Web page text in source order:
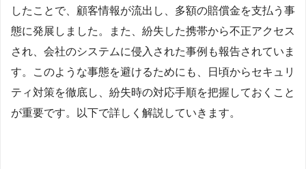
したことで、顧客情報が流出し、多額の賠償金を支払う事
態に発展しました。また、紛失した携帯から不正アクセス
され、会社のシステムに侵入された事例も報告されていま
す。このような事態を避けるためにも、日頃からセキュリ
ティ対策を徹底し、紛失時の対応手順を把握しておくこと
が重要です。以下で詳しく解説していきます。